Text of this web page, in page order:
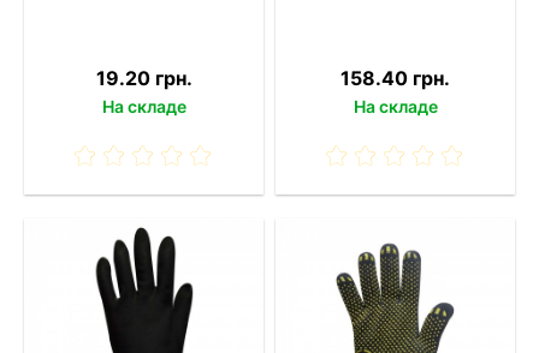
19.20 грн.
На складе
158.40 грн.
На складе